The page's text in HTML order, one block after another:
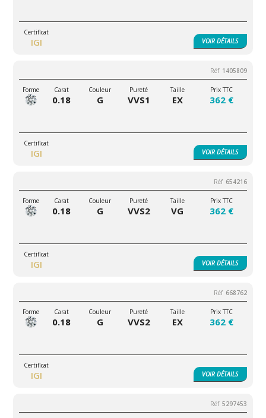
IGI VOIRDÉTAILS
1405809
0.18 G VVS1 EX
IGI
362 €
VOIRDÉTAILS
654216
0.18 G VVS2 VG
IGI
362 €
VOIRDÉTAILS
668762
0.18 G VVS2 EX
IGI
362 €
VOIRDÉTAILS
5297453